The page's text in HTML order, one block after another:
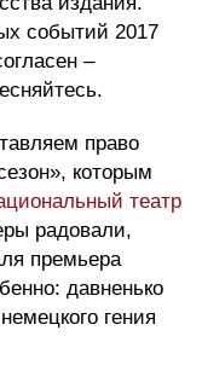
событий 2017
–
право
которым
театр
радовали,
премьера
давненько
гения